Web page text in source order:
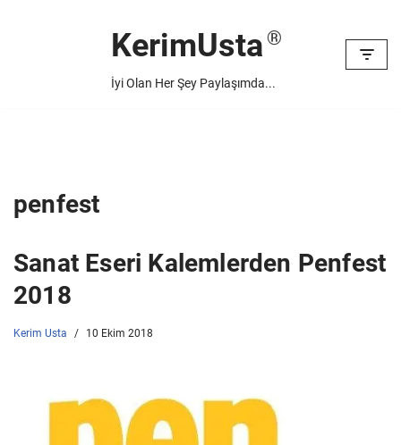
KerimUsta
İyi Olan Her Şey Paylaşımda...
penfest
Sanat Eseri Kalemlerden Penfest
2018
Kerim Usta 10 Ekim 2018